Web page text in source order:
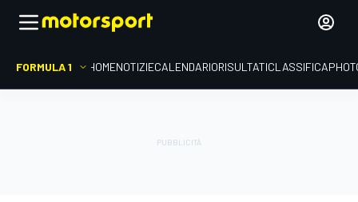
FORMULA 1 HOMENOTIZIECALENDARIORISULTATICLASSIFICA